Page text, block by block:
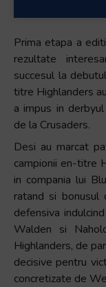
Prima etapa a
rezultate
succesul la
titre Highlanders
a impus in
de la Crusaders.
Desi au marcat
campionii en-titre
in compania lui
ratand si bonusul
defensiva
Walden si
Highlanders, de
decisive pentru
concretizate de